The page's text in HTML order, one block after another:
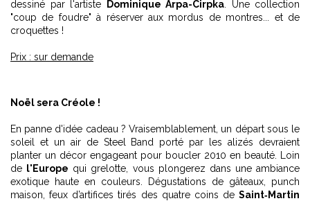
dessiné par l'artiste
Dominique Arpa-Cirpka . Une collection
"coup de foudre" à réserver aux mordus de montres... et de
croquettes !
Prix : sur demande
Noël sera Créole !
En panne d'idée cadeau ? Vraisemblablement, un départ sous le
soleil et un air de Steel Band porté par les alizés devraient
planter un décor engageant pour boucler 2010 en beauté. Loin
de l'Europe qui grelotte, vous plongerez dans une ambiance
exotique haute en couleurs. Dégustations de gâteaux, punch
maison, feux d’artifices tirés des quatre coins de Saint‐Martin